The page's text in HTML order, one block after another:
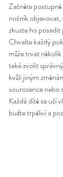
Začněte
nočník objevovat,
zkuste ho posadit
Chvalte každý
může trvat
také zvolit
kvůli jiným
sourozence nebo
Každé dítě se učí
buďte trpěliví a